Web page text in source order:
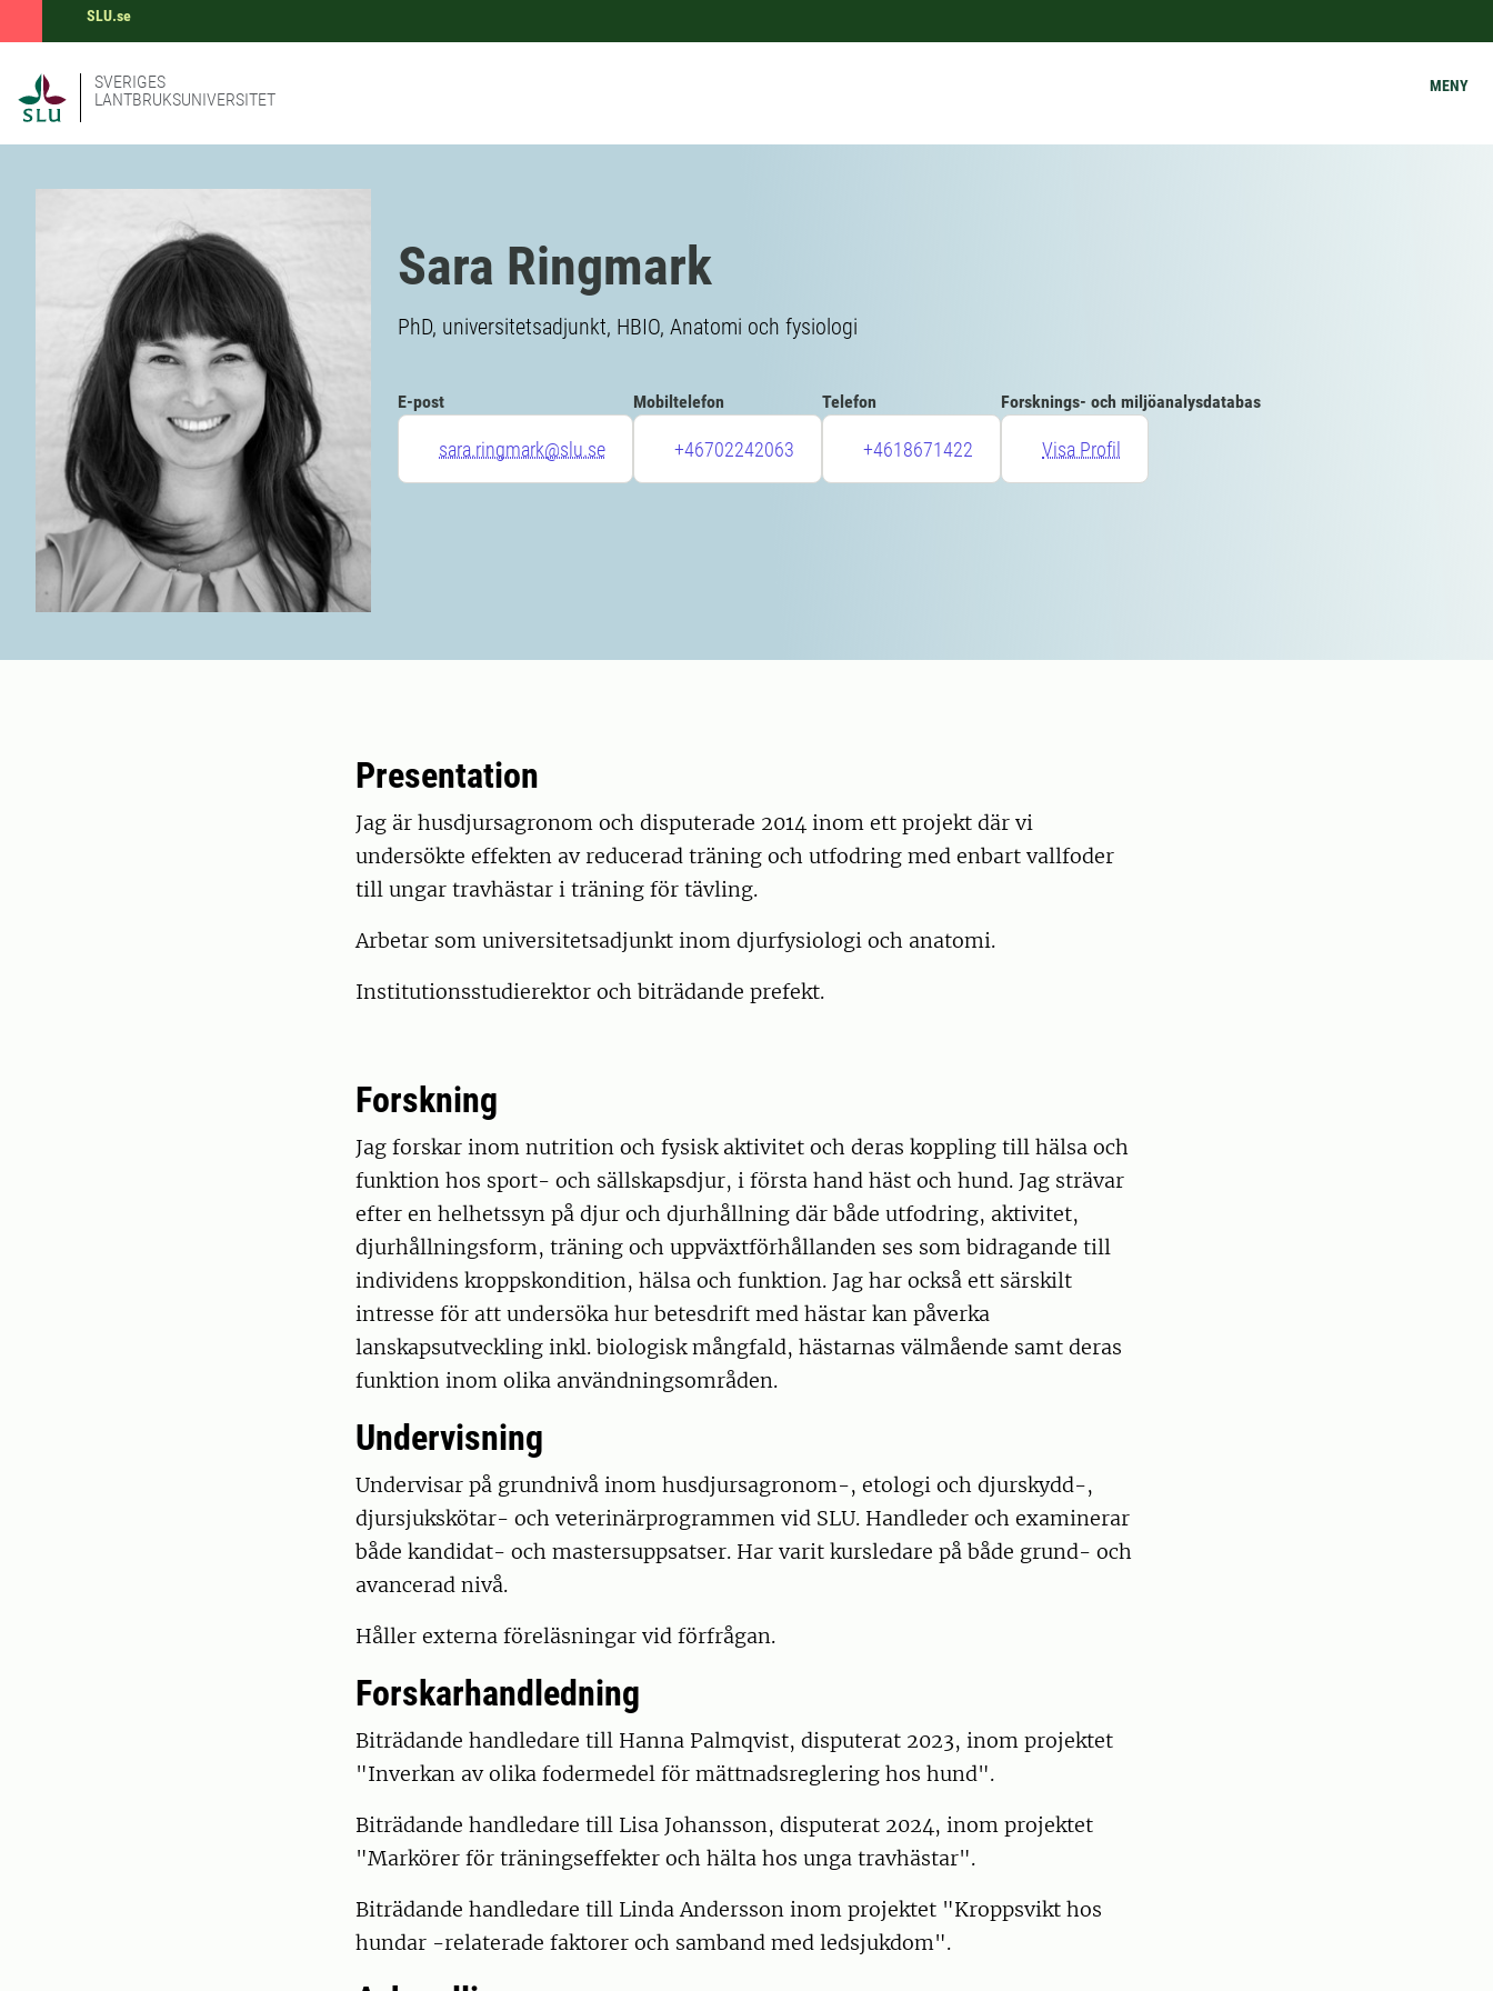
SLU.se
SVERIGES
LANTBRUKSUNIVERSITET
MENY
Sara Ringmark
PhD, universitetsadjunkt, HBIO, Anatomi och fysiologi
E-post
sara.ringmark@slu.se
Mobiltelefon
+46702242063
Telefon
+4618671422
Forsknings- och miljöanalysdatabas
Visa Profil
Presentation
Jag är husdjursagronom och disputerade 2014 inom ett projekt där vi
undersökte effekten av reducerad träning och utfodring med enbart vallfoder
till ungar travhästar i träning för tävling.
Arbetar som universitetsadjunkt inom djurfysiologi och anatomi.
Institutionsstudierektor och biträdande prefekt.
Forskning
Jag forskar inom nutrition och fysisk aktivitet och deras koppling till hälsa och
funktion hos sport- och sällskapsdjur, i första hand häst och hund. Jag strävar
efter en helhetssyn på djur och djurhållning där både utfodring, aktivitet,
djurhållningsform, träning och uppväxtförhållanden ses som bidragande till
individens kroppskondition, hälsa och funktion. Jag har också ett särskilt
intresse för att undersöka hur betesdrift med hästar kan påverka
lanskapsutveckling inkl. biologisk mångfald, hästarnas välmående samt deras
funktion inom olika användningsområden.
Undervisning
Undervisar på grundnivå inom husdjursagronom-, etologi och djurskydd-,
djursjukskötar- och veterinärprogrammen vid SLU. Handleder och examinerar
både kandidat- och mastersuppsatser. Har varit kursledare på både grund- och
avancerad nivå.
Håller externa föreläsningar vid förfrågan.
Forskarhandledning
Biträdande handledare till Hanna Palmqvist, disputerat 2023, inom projektet
"Inverkan av olika fodermedel för mättnadsreglering hos hund".
Biträdande handledare till Lisa Johansson, disputerat 2024, inom projektet
"Markörer för träningseffekter och hälta hos unga travhästar".
Biträdande handledare till Linda Andersson inom projektet "Kroppsvikt hos
hundar -relaterade faktorer och samband med ledsjukdom".